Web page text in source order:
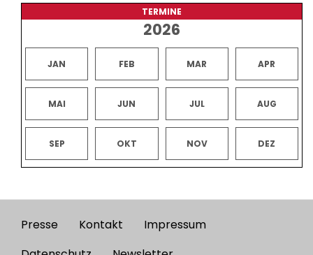
TERMINE
2026
JAN FEB MAR APR
MAI JUN JUL AUG
SEP OKT NOV DEZ
Footer
Presse Kontakt
Impressum